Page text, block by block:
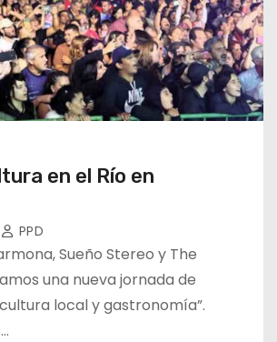
en el Río en
PPD
Sueño Stereo y The
una nueva jornada de
local y gastronomía”.